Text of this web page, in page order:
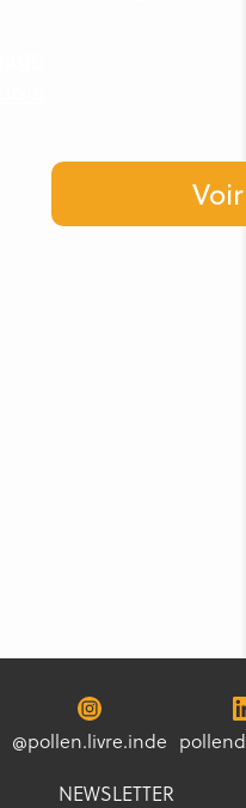
@pollen.livre.inde
NEWSLETTER